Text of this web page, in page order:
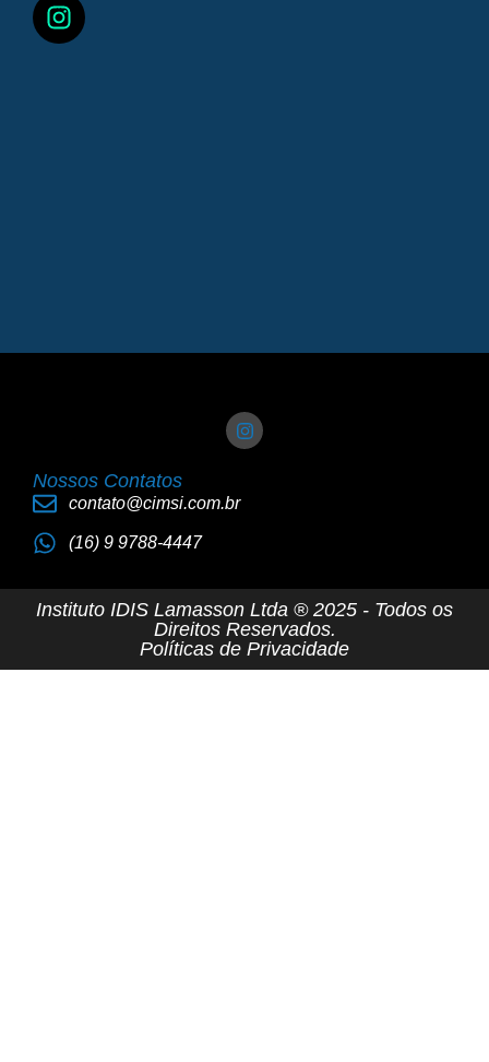
Nossos Contatos
contato@cimsi.com.br
(16) 9 9788-4447
Instituto IDIS Lamasson Ltda ® 2025 - Todos os
Direitos Reservados.
Políticas de Privacidade